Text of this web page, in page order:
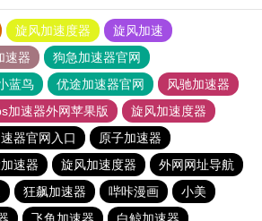
旋风加速度器
旋风加速
速器
狗急加速器官网
蓝鸟 优途加速器官网
风驰加速器
加速器外网苹果版
旋风加速度器
器官网入口
原子加速器
速器 旋风加速度器
外网网址导航
狂飙加速器 哔咔漫画
小美